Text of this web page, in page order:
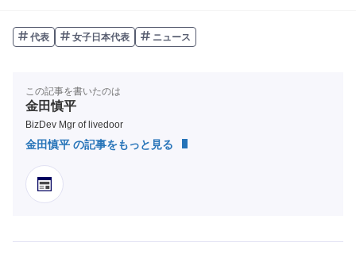
代表 女子日本代表 ニュース
この記事を書いたのは
金田慎平
BizDev Mgr of livedoor
金田慎平 の記事をもっと見る